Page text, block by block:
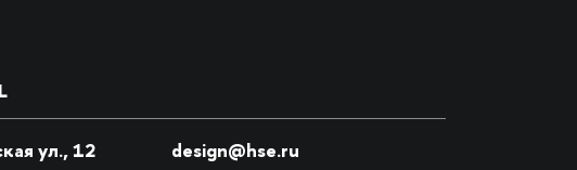
ул., 12 design@hse.ru